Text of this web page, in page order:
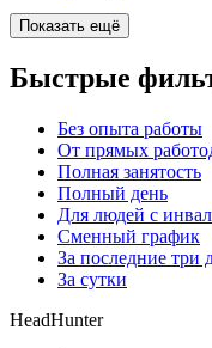
Показать ещё
Быстрые
Без опыта работы
От прямых
Полная занятость
Полный день
Для людей с
Сменный график
За последние три
За сутки
HeadHunter